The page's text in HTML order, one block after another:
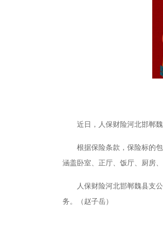
近日，人保财险河北邯郸
根据保险条款，保险标的
涵盖卧室、正厅、饭厅、厨房
人保财险河北邯郸魏县支
务。（赵子岳）